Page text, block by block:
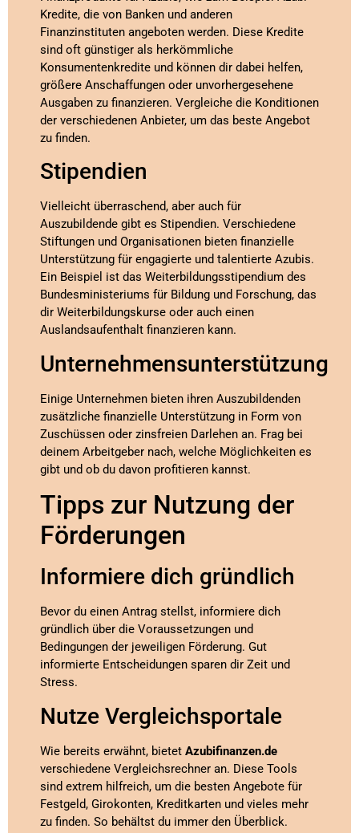
Kredite, die von Banken und anderen
Finanzinstituten angeboten werden. Diese Kredite
sind oft günstiger als herkömmliche
Konsumentenkredite und können dir dabei helfen,
größere Anschaffungen oder unvorhergesehene
Ausgaben zu finanzieren. Vergleiche die Konditionen
der verschiedenen Anbieter, um das beste Angebot
zu finden.
Stipendien
Vielleicht überraschend, aber auch für
Auszubildende gibt es Stipendien. Verschiedene
Stiftungen und Organisationen bieten finanzielle
Unterstützung für engagierte und talentierte Azubis.
Ein Beispiel ist das Weiterbildungsstipendium des
Bundesministeriums für Bildung und Forschung, das
dir Weiterbildungskurse oder auch einen
Auslandsaufenthalt finanzieren kann.
Unternehmensunterstützung
Einige Unternehmen bieten ihren Auszubildenden
zusätzliche finanzielle Unterstützung in Form von
Zuschüssen oder zinsfreien Darlehen an. Frag bei
deinem Arbeitgeber nach, welche Möglichkeiten es
gibt und ob du davon profitieren kannst.
Tipps zur Nutzung der
Förderungen
Informiere dich gründlich
Bevor du einen Antrag stellst, informiere dich
gründlich über die Voraussetzungen und
Bedingungen der jeweiligen Förderung. Gut
informierte Entscheidungen sparen dir Zeit und
Stress.
Nutze Vergleichsportale
Wie bereits erwähnt, bietet Azubifinanzen.de
verschiedene Vergleichsrechner an. Diese Tools
sind extrem hilfreich, um die besten Angebote für
Festgeld, Girokonten, Kreditkarten und vieles mehr
zu finden. So behältst du immer den Überblick.